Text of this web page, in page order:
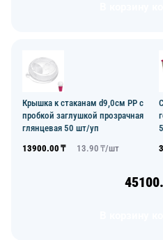
Крышка к стаканам d9,0см PP с
пробкой заглушкой прозрачная
глянцевая 50 шт/уп
13900.00 ₸ 13.90 ₸/шт